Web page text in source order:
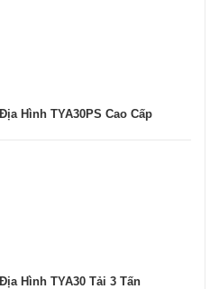
Hình TYA30PS Cao Cấp
Hình TYA30 Tải 3 Tấn